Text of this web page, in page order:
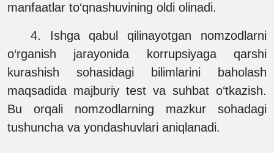
manfaatlar to‘qnashuvining oldi olinadi.
4. Ishga qabul qilinayotgan nomzodlarni
o‘rganish jarayonida korrupsiyaga qarshi
kurashish sohasidagi bilimlarini baholash
maqsadida majburiy test va suhbat o‘tkazish.
Bu orqali nomzodlarning mazkur sohadagi
tushuncha va yondashuvlari aniqlanadi.